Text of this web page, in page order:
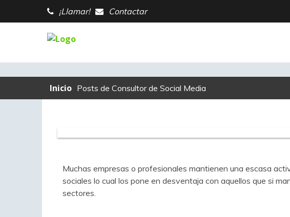
¡Llamar! Contactar
Inicio Posts de Consultor de Social Media
Muchas empresas o profesionales mantienen una escasa
sociales lo cual los pone en desventaja con aquellos que si
sectores.